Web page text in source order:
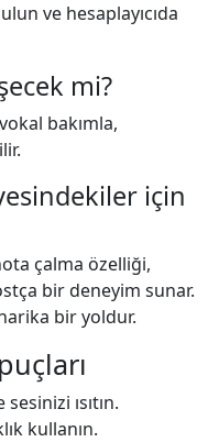
ve hesaplayıcıda
mi?
bakımla,
için
çalma özelliği,
bir deneyim sunar.
bir yoldur.
ısıtın.
kullanın.